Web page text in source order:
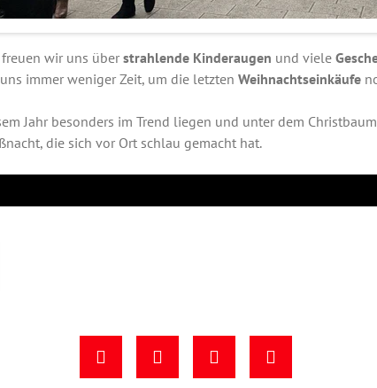
wir uns über strahlende Kinderaugen und viele
immer weniger Zeit, um die letzten Weihnachtseinkäufe
Jahr besonders im Trend liegen und unter dem
die sich vor Ort schlau gemacht hat.